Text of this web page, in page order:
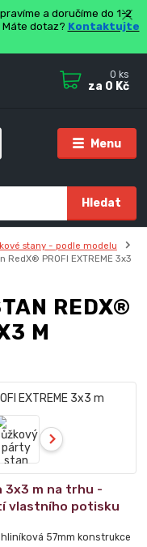
a doručíme do 1-2
dotaz? Kontaktujte
Menu
Hledat
0 ks
za 0 Kč
stany - podle modelu
RedX® PROFI EXTREME 3x3
REDX®
M
3x3 m na trhu -
vlastního potisku
57mm konstrukce